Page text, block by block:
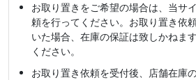
お取り置きをご希望の場合は、当サ
頼を行ってください。お取り置き依
いた場合、在庫の保証は致しかねま
ください。
お取り置き依頼を受付後、店舗在庫